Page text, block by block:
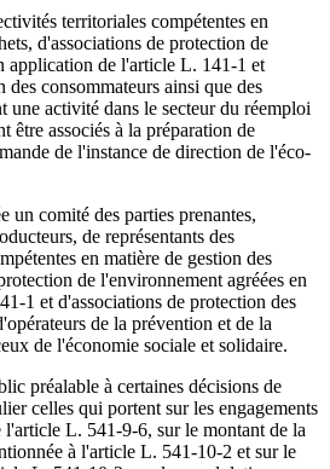
territoriales compétentes en
d'associations de protection de
application de l'article L. 141-1 et
des consommateurs ainsi que des
une activité dans le secteur du réemploi
être associés à la préparation de
de l'instance de direction de l'éco-
un comité des parties prenantes,
de représentants des
en matière de gestion des
de l'environnement agréées en
1 et d'associations de protection des
de la prévention et de la
de l'économie sociale et solidaire.
préalable à certaines décisions de
celles qui portent sur les engagements
L. 541-9-6, sur le montant de la
à l'article L. 541-10-2 et sur le